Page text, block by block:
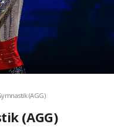
(AGG)
(AGG)